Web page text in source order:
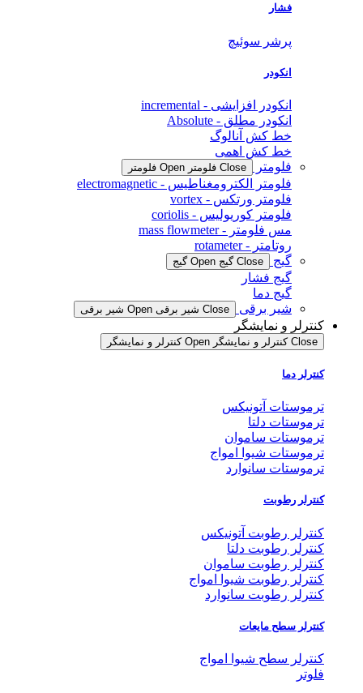
فشار
پرشر سوئیچ
انکودر
انکودر افزایشی - incremental
انکودر مطلق - Absolute
خط کش آنالوگ
خط کش اهمی
فلومتر
Close فلومتر Open فلومتر
فلومتر الکترومغناطیس - electromagnetic
فلومتر ورتکس - vortex
فلومتر کوریولیس - coriolis
مس فلومتر - mass flowmeter
روتامتر - rotameter
گیج
Close گیج Open گیج
گیج فشار
گیج دما
شیر برقی
Close شیر برقی Open شیر برقی
کنترلر و نمایشگر
Close کنترلر و نمایشگر Open کنترلر و نمایشگر
کنترلر دما
ترموستات آتونیکس
ترموستات دلتا
ترموستات ساموان
ترموستات شیوا امواج
ترموستات سانوارد
کنترلر رطوبت
کنترلر رطوبت آتونیکس
کنترلر رطوبت دلتا
کنترلر رطوبت ساموان
کنترلر رطوبت شیوا امواج
کنترلر رطوبت سانوارد
کنترلر سطح مایعات
کنترلر سطح شیوا امواج
فلوتر